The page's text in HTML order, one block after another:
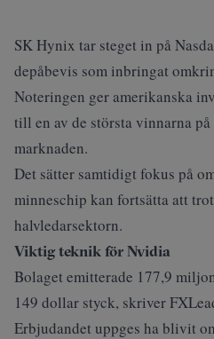
SK Hynix tar steget in på
depåbevis som inbringat
Noteringen ger amerikanska
till en av de största vinnarna
marknaden.
Det sätter samtidigt fokus på
minneschip kan fortsätta att
halvledarsektorn.
Viktig teknik för Nvidia
Bolaget emitterade 177,9
149 dollar styck, skriver
Erbjudandet uppges ha blivit